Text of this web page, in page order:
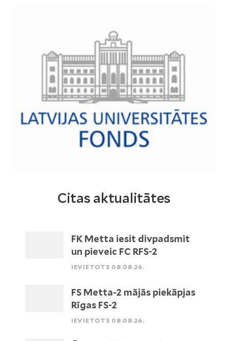
Citas aktualitātes
FK Metta iesit divpadsmit
un pieveic FC RFS-2
IEVIETOTS 08.08.26.
FS Metta-2 mājās piekāpjas
Rīgas FS-2
IEVIETOTS 08.08.26.